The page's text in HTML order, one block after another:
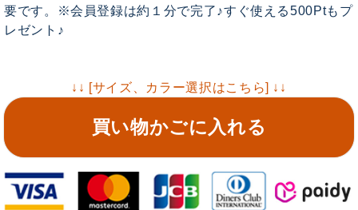
要です。※会員登録は約１分で完了♪すぐ使える500Ptもプ
レゼント♪
↓↓ [サイズ、カラー選択はこちら] ↓↓
買い物かごに入れる